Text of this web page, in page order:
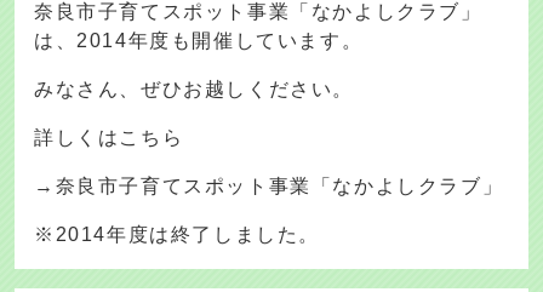
奈良市子育てスポット事業「なかよしクラブ」
は、2014年度も開催しています。
みなさん、ぜひお越しください。
詳しくはこちら
→奈良市子育てスポット事業「なかよしクラブ」
※2014年度は終了しました。